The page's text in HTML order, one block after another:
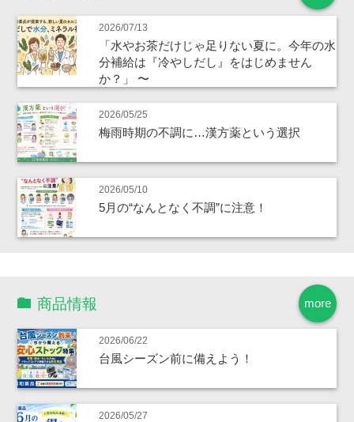
2026/07/13
「水やお茶だけじゃ足りない夏に。今年の水
分補給は『冷やしだし』をはじめません
か？」 〜
2026/05/25
梅雨時期の不調に…漢方薬という選択
2026/05/10
5月の“なんとなく不調”に注意！
more
商品情報
2026/06/22
台風シーズン前に備えよう！
2026/05/27